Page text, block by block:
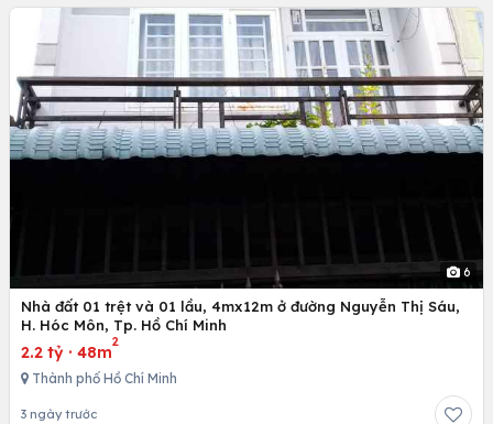
6
Nhà đất 01 trệt và 01 lầu, 4mx12m ở đường Nguyễn Thị Sáu,
H. Hóc Môn, Tp. Hồ Chí Minh
2.2 tỷ · 48m
2
Thành phố Hồ Chí Minh
3 ngày trước